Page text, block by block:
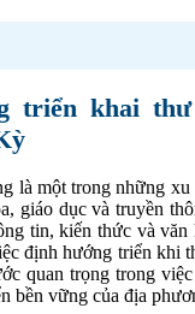
triển khai thư
là một trong những
giáo dục và truyền
tin, kiến thức và văn
định hướng triển khi
quan trọng trong
bền vững của địa